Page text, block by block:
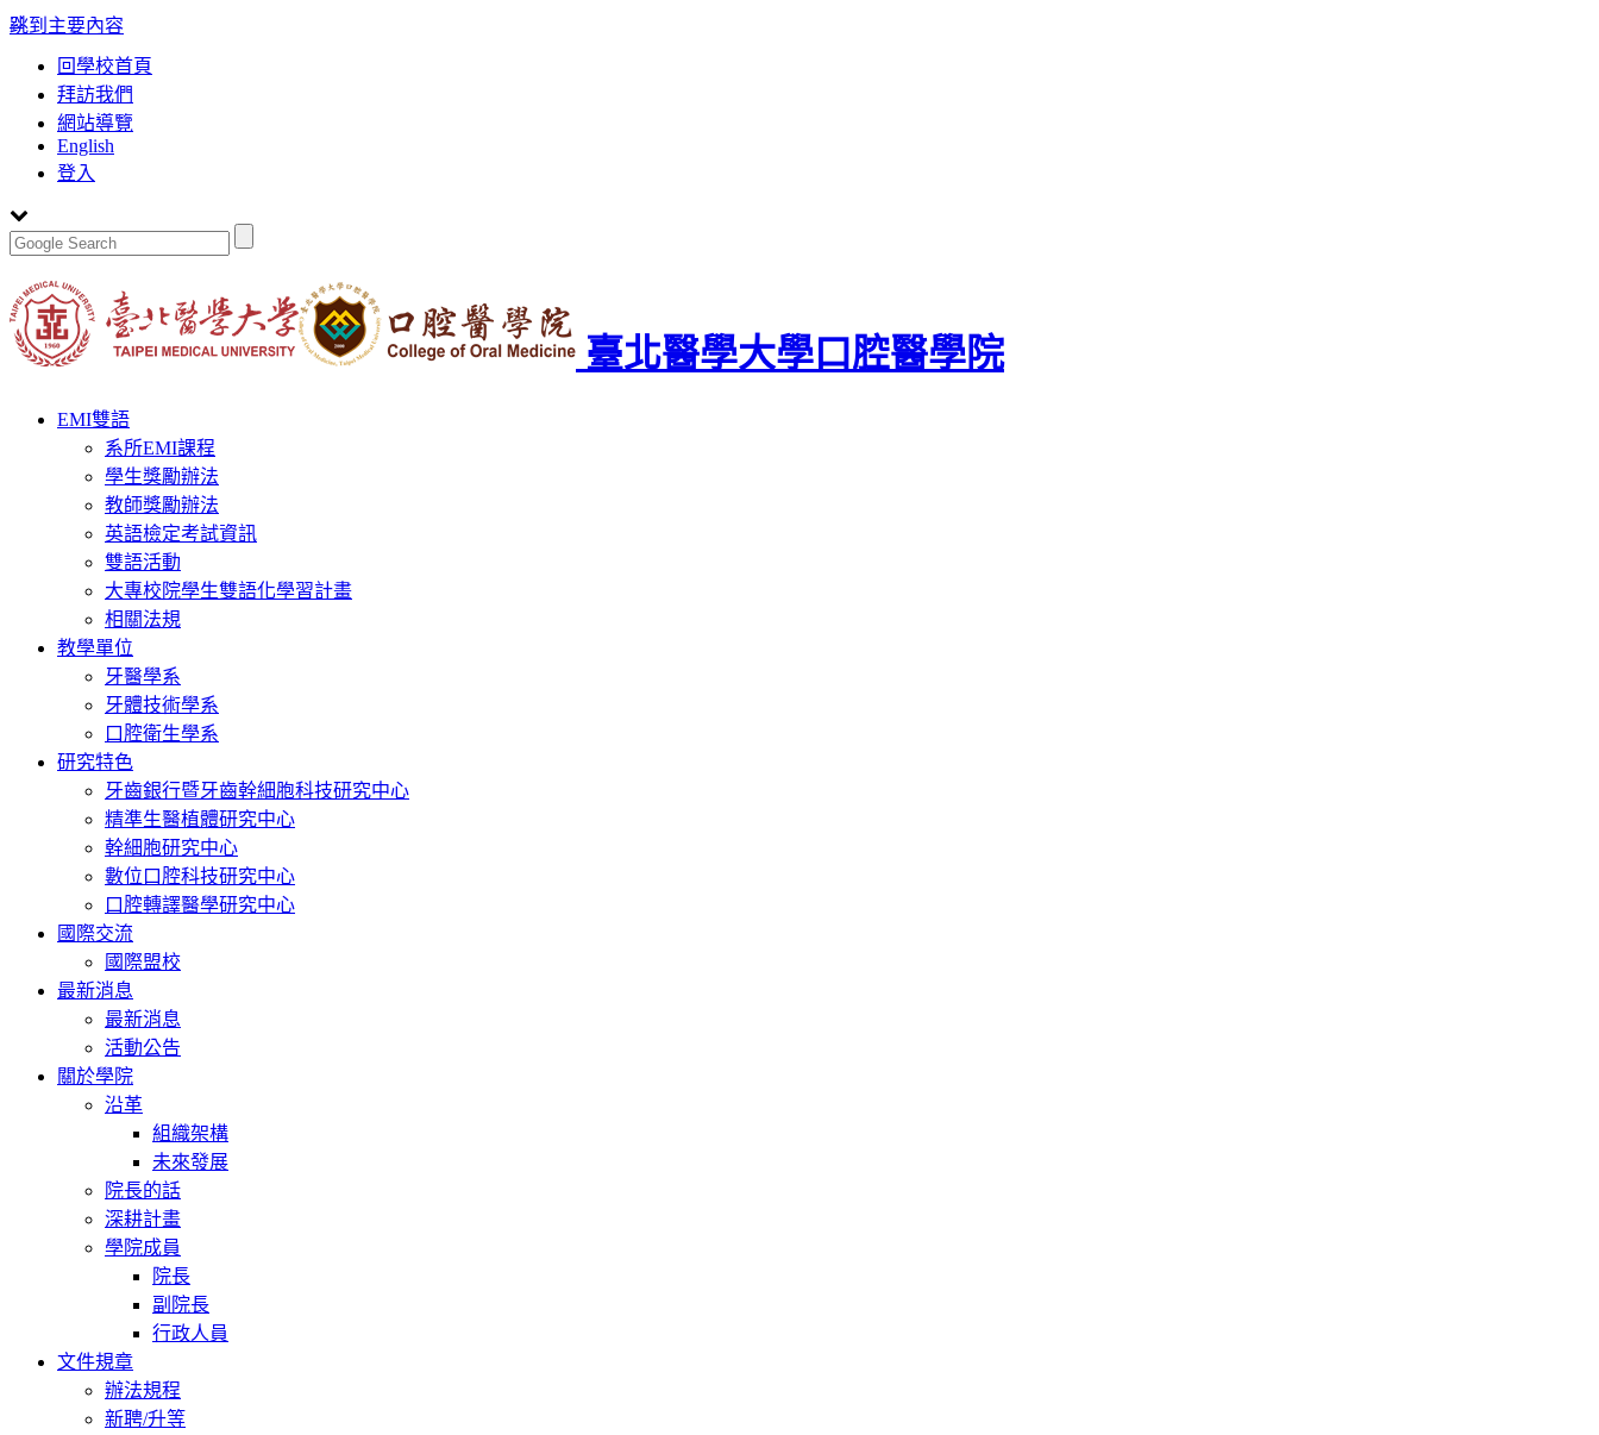
跳到主要內容
:::
回學校首頁
拜訪我們
網站導覽
English
登入
臺北醫學大學口腔醫學院
Toggle
navigation
EMI雙語
系所EMI課程
學生獎勵辦法
教師獎勵辦法
英語檢定考試資訊
雙語活動
大專校院學生雙語化學習計畫
相關法規
教學單位
牙醫學系
牙體技術學系
口腔衛生學系
研究特色
牙齒銀行暨牙齒幹細胞科技研究中心
精準生醫植體研究中心
幹細胞研究中心
數位口腔科技研究中心
口腔轉譯醫學研究中心
國際交流
國際盟校
最新消息
最新消息
活動公告
關於學院
沿革
組織架構
未來發展
院長的話
深耕計畫
學院成員
院長
副院長
行政人員
文件規章
辦法規程
新聘/升等